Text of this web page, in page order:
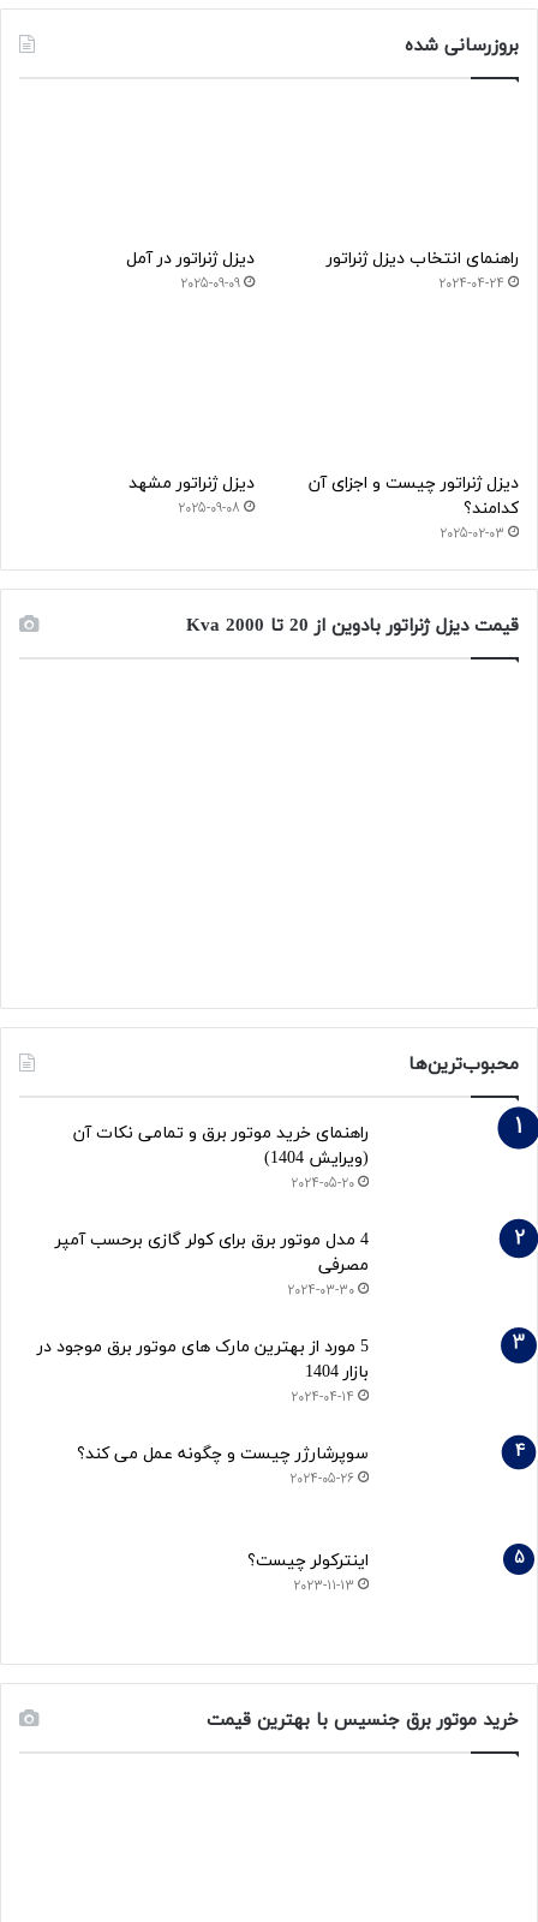
بروزرسانی شده
راهنمای انتخاب دیزل ژنراتور
2024-04-24
دیزل ژنراتور در آمل
2025-09-09
دیزل ژنراتور چیست و اجزای آن
کدامند؟
2025-02-03
دیزل ژنراتور مشهد
2025-09-08
قیمت دیزل ژنراتور بادوین از 20 تا 2000 Kva
محبوب‌ترین‌ها
راهنمای خرید موتور برق و تمامی نکات آن
(ویرایش 1404)
2024-05-20
4 مدل موتور برق برای کولر گازی برحسب آمپر
مصرفی
2024-03-30
5 مورد از بهترین مارک های موتور برق موجود در
بازار 1404
2024-04-14
سوپرشارژر چیست و چگونه عمل می کند؟
2024-05-26
اینترکولر چیست؟
2023-11-13
خرید موتور برق جنسیس با بهترین قیمت